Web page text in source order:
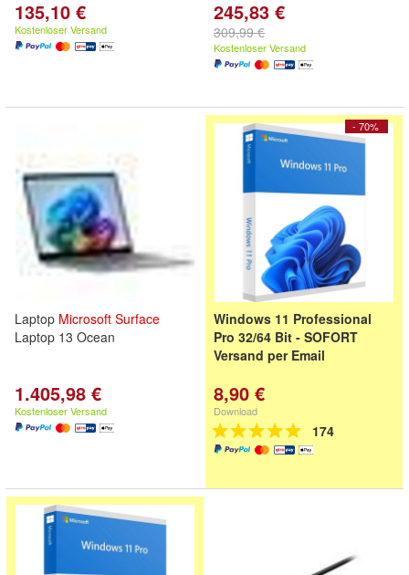
135,10 €
Kostenloser Versand
245,83 €
309,99 €
Kostenloser Versand
Laptop Microsoft Surface
Laptop 13 Ocean
1.405,98 €
Kostenloser Versand
- 70%
Windows 11 Professional
Pro 32/64 Bit - SOFORT
Versand per Email
8,90 €
Download
174